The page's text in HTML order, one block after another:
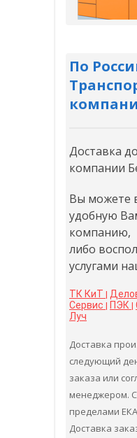
По
Доставка
компании
Вы можете
удобную
компанию,
либо
услугами
ТК КиТ |
Сервис | ПЭК |
Луч
Доставка
следующий
заказа или
менеджером.
пределами
Доставка